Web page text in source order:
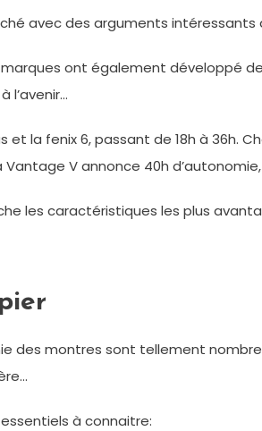
avec des arguments intéressants
ont également développé
l’avenir…
la fenix 6, passant de 18h à 36h.
V annonce 40h d’autonomie,
les caractéristiques les plus
des montres sont tellement
à connaitre: